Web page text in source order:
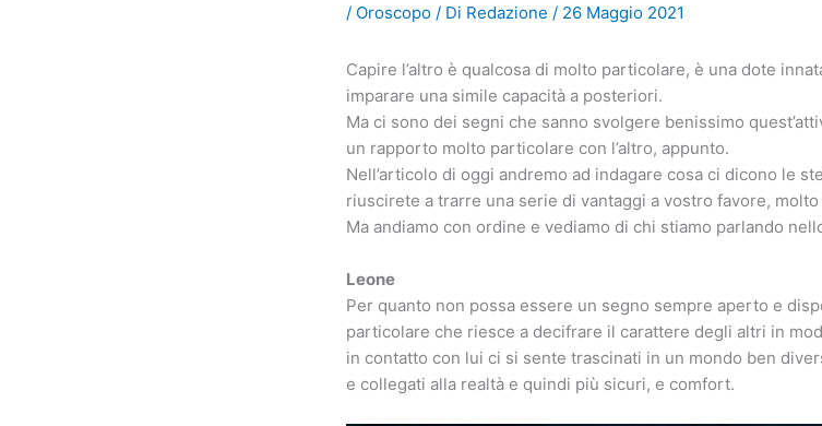
/ Oroscopo / Di Redazione / 26 Maggio 2021
Capire l’altro è qualcosa di molto particolare, è una dote
imparare una simile capacità a posteriori.
Ma ci sono dei segni che sanno svolgere benissimo
un rapporto molto particolare con l’altro, appunto.
Nell’articolo di oggi andremo ad indagare cosa ci dicono le
riuscirete a trarre una serie di vantaggi a vostro favore,
Ma andiamo con ordine e vediamo di chi stiamo parlando
Leone
Per quanto non possa essere un segno sempre aperto e
particolare che riesce a decifrare il carattere degli altri in
in contatto con lui ci si sente trascinati in un mondo ben
e collegati alla realtà e quindi più sicuri, e comfort.